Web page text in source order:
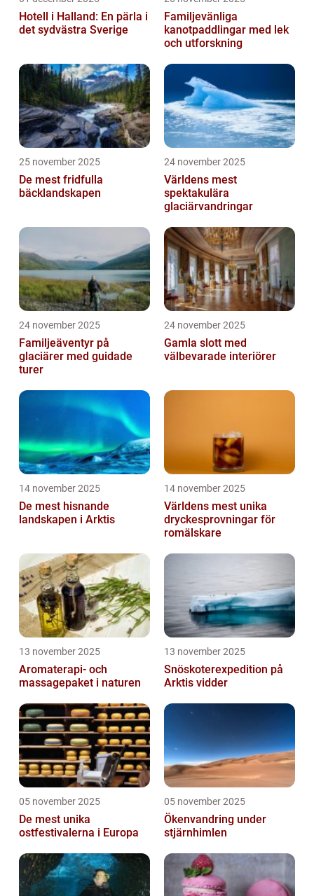
Hotell i Halland: En pärla i
det sydvästra Sverige
Familjevänliga
kanotpaddlingar med lek
och utforskning
25 november 2025
De mest fridfulla
bäcklandskapen
24 november 2025
Världens mest
spektakulära
glaciärvandringar
24 november 2025
Familjeäventyr på
glaciärer med guidade
turer
24 november 2025
Gamla slott med
välbevarade interiörer
14 november 2025
De mest hisnande
landskapen i Arktis
14 november 2025
Världens mest unika
dryckesprovningar för
romälskare
13 november 2025
Aromaterapi- och
massagepaket i naturen
13 november 2025
Snöskoterexpedition på
Arktis vidder
05 november 2025
De mest unika
ostfestivalerna i Europa
05 november 2025
Ökenvandring under
stjärnhimlen